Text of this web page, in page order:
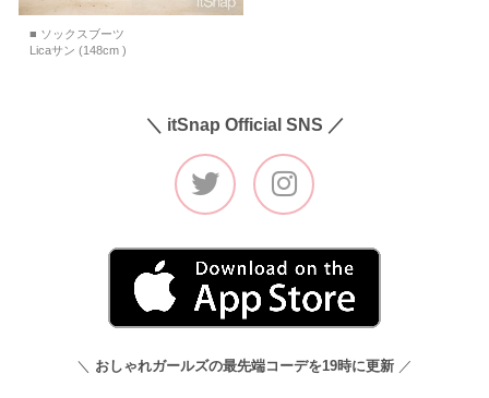
■ ソックスブーツ
Licaサン (148cm )
＼ itSnap Official SNS ／
＼ おしゃれガールズの最先端コーデを19時に更新 ／